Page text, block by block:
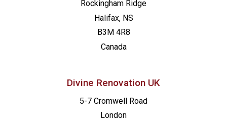
Rockingham Ridge
Halifax, NS
B3M 4R8
Canada
Divine Renovation UK
5-7 Cromwell Road
London